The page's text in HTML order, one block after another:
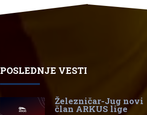
POSLEDNJE VESTI
Železničar-Jug novi
član ARKUS lige